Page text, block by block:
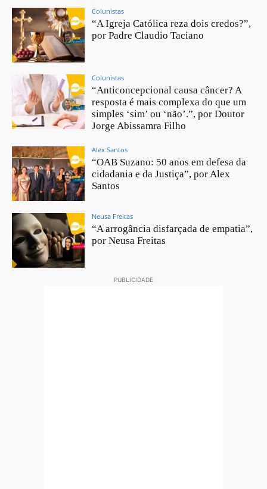
Colunistas
“A Igreja Católica reza dois credos?”,
por Padre Claudio Taciano
Colunistas
“Anticoncepcional causa câncer? A
resposta é mais complexa do que um
simples ‘sim’ ou ‘não’.”, por Doutor
Jorge Abissamra Filho
Alex Santos
“OAB Suzano: 50 anos em defesa da
cidadania e da Justiça”, por Alex
Santos
Neusa Freitas
“A arrogância disfarçada de empatia”,
por Neusa Freitas
PUBLICIDADE